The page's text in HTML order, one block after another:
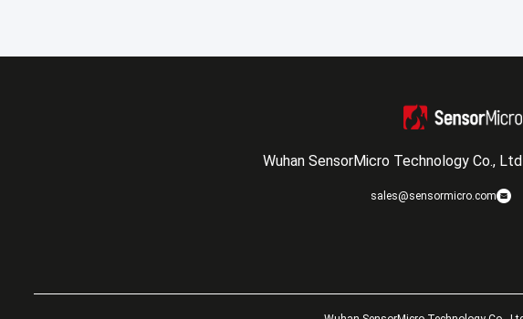
Wuhan SensorMicro Technology Co., Ltd
sales@sensormicro.com